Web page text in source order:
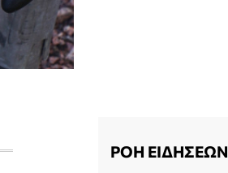
ΡΟΗ ΕΙΔΗΣΕΩΝ